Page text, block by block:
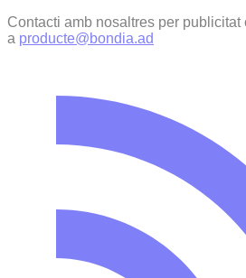
Contacti amb nosaltres per
a producte@bondia.ad